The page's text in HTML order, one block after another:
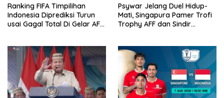
Ranking FIFA Timpilihan
Indonesia Diprediksi Turun
usai Gagal Total Di Gelar AFF
Psywar Jelang Duel Hidup-
Mati, Singapura Pamer Trofi
Trophy AFF dan Sindir